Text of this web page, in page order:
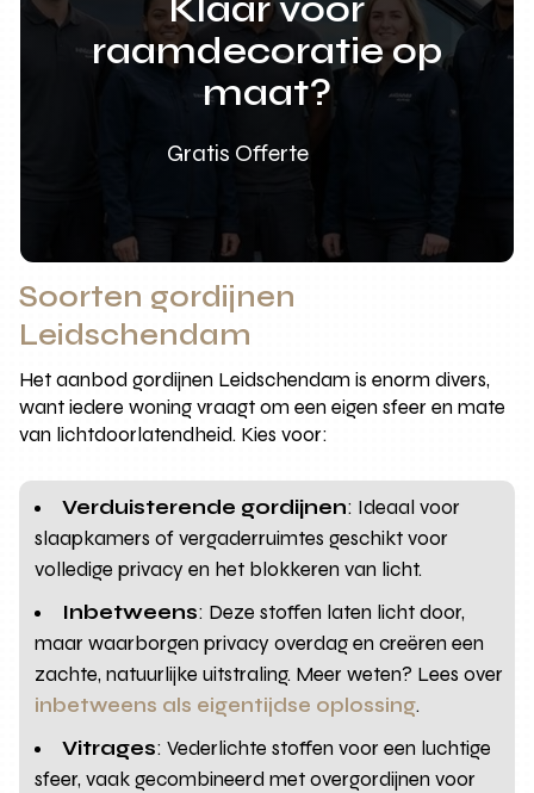
raamdecoratie op
maat?
Gratis Offerte
Soorten gordijnen
Leidschendam
Het aanbod gordijnen Leidschendam is enorm divers,
want iedere woning vraagt om een eigen sfeer en mate
van lichtdoorlatendheid. Kies voor:
Verduisterende gordijnen: Ideaal voor
slaapkamers of vergaderruimtes geschikt voor
volledige privacy en het blokkeren van licht.
Inbetweens: Deze stoffen laten licht door,
maar waarborgen privacy overdag en creëren een
zachte, natuurlijke uitstraling. Meer weten? Lees over
inbetweens als eigentijdse oplossing.
Vitrages: Vederlichte stoffen voor een luchtige
sfeer, vaak gecombineerd met overgordijnen voor